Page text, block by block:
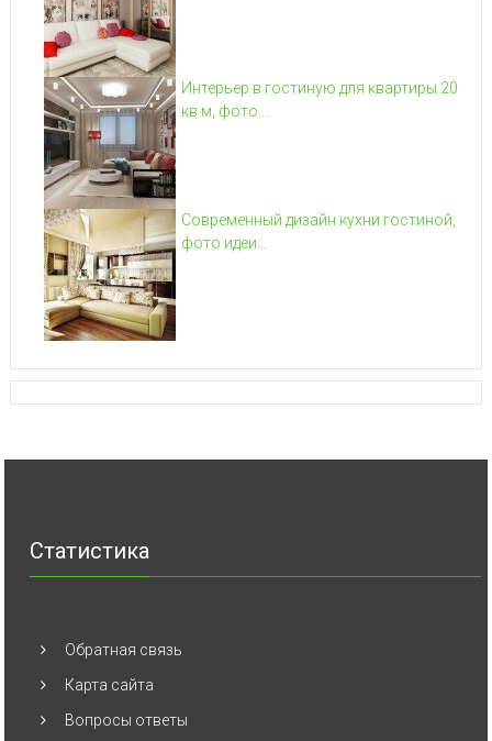
Интерьер в гостиную для квартиры 20
кв м, фото...
Современный дизайн кухни гостиной,
фото идеи...
Статистика
Обратная связь
Карта сайта
Вопросы ответы